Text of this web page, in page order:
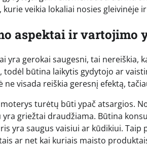
veikia lokaliai nosies gleivinėje
aspektai ir vartojimo
yra gerokai saugesni, tai nereiškia,
todėl būtina laikytis gydytojo ar
ne visada reiškia geresnį efektą,
turėtų būti ypač atsargios.
griežtai draudžiama. Būtina
yra saugus vaisiui ar kūdikiui.
ar net kai kuriais maisto